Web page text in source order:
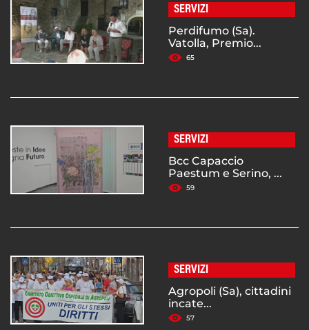
SERVIZI
Perdifumo (Sa).
Vatolla, Premio...
65
SERVIZI
Bcc Capaccio
Paestum e Serino, ...
59
SERVIZI
Agropoli (Sa), cittadini
incate...
57